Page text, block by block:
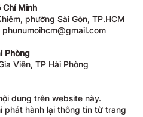
Chí Minh
phường Sài Gòn, TP.HCM
Phòng
Viên, TP Hải Phòng
dung trên website này.
phát hành lại thông tin từ trang